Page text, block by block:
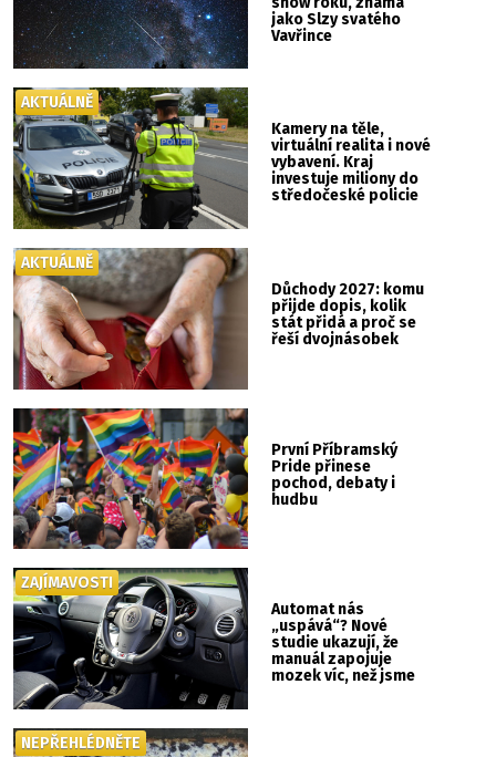
jako Slzy svatého
Vavřince
Kamery na těle,
virtuální realita i nové
vybavení. Kraj
investuje miliony do
středočeské policie
AKTUÁLNĚ
Důchody 2027: komu
přijde dopis, kolik
stát přidá a proč se
řeší dvojnásobek
AKTUÁLNĚ
První Příbramský
Pride přinese
pochod, debaty i
hudbu
Automat nás
„uspává“? Nové
studie ukazují, že
manuál zapojuje
mozek víc, než jsme
ZAJÍMAVOSTI
NEPŘEHLÉDNĚTE